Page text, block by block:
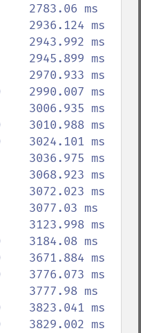
2783.06 ms
2936.124 ms
2943.992 ms
2945.899 ms
2970.933 ms
2990.007 ms
3006.935 ms
3010.988 ms
3024.101 ms
3036.975 ms
3068.923 ms
3072.023 ms
3077.03 ms
3123.998 ms
3184.08 ms
3671.884 ms
3776.073 ms
3777.98 ms
3823.041 ms
3829.002 ms